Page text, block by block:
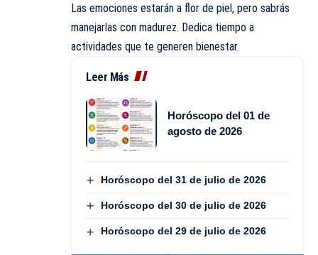
Las emociones estarán a flor de piel, pero sabrás
manejarlas con madurez. Dedica tiempo a
actividades que te generen bienestar.
Leer Más
Horóscopo del 01 de
agosto de 2026
Horóscopo del 31 de julio de 2026
Horóscopo del 30 de julio de 2026
Horóscopo del 29 de julio de 2026